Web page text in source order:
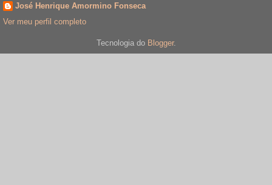
José Henrique Amormino Fonseca
Ver meu perfil completo
Tecnologia do Blogger.